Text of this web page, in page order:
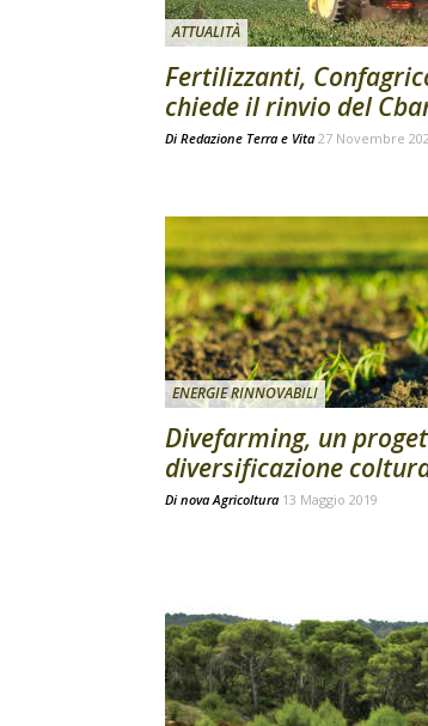
ATTUALITÀ
Fertilizzanti,
chiede il rinvio del
Di Redazione Terra e Vita 27 Novembre
ENERGIE RINNOVABILI
Divefarming, un
diversificazione
Di nova Agricoltura 13 Maggio 2019